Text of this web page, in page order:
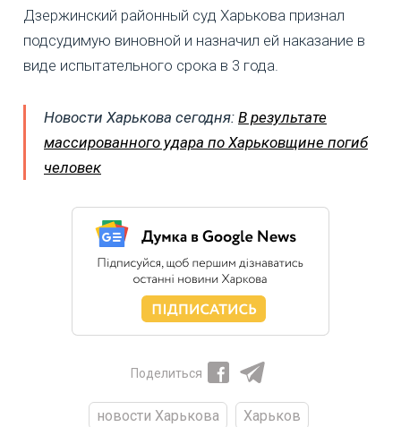
Дзержинский районный суд Харькова признал
подсудимую виновной и назначил ей наказание в
виде испытательного срока в 3 года.
Новости Харькова сегодня: В результате
массированного удара по Харьковщине погиб
человек
Поделиться
новости Харькова Харьков